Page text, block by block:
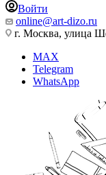
Войти
online@art-dizo.ru
г. Москва, улица
MAX
Telegram
WhatsApp